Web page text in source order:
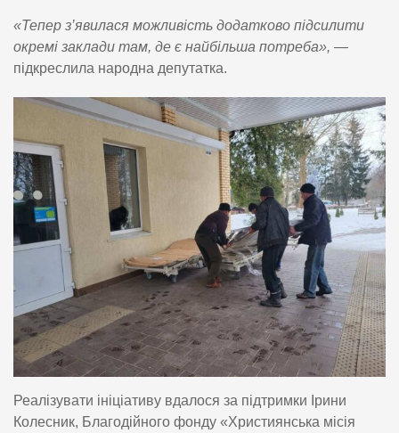
«Тепер з’явилася можливість додатково підсилити
окремі заклади там, де є найбільша потреба», —
підкреслила народна депутатка.
Реалізувати ініціативу вдалося за підтримки Ірини
Колесник, Благодійного фонду «Християнська місія